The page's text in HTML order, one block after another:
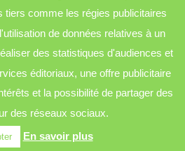
- Casson | design by
digital
tiers comme les régies publicitaires
de données relatives à un
des statistiques d'audiences et
éditoriaux, une offre publicitaire
et la possibilité de partager des
des réseaux sociaux.
En savoir plus